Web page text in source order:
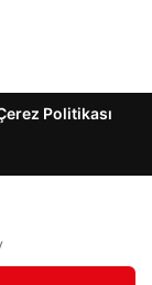
Politikası